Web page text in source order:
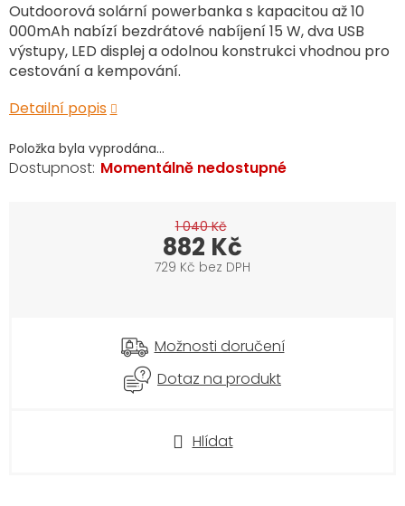
Položka byla vyprodána…
Outdoorová solární powerbanka s kapacitou až 10
000mAh nabízí bezdrátové nabíjení 15 W, dva USB
výstupy, LED displej a odolnou konstrukci vhodnou pro
cestování a kempování.
Detailní popis
Hlídat
Momentálně nedostupné
1 040 Kč
882 Kč
729 Kč bez DPH
Možnosti doručení
Dotaz na produkt